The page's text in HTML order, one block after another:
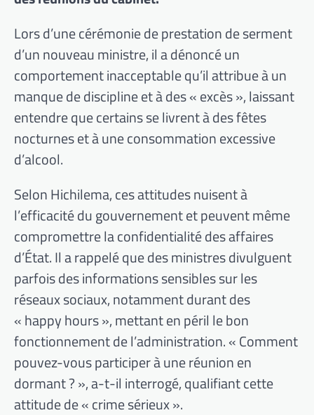
Lors d’une cérémonie de prestation de serment
d’un nouveau ministre, il a dénoncé un
comportement inacceptable qu’il attribue à un
manque de discipline et à des « excès », laissant
entendre que certains se livrent à des fêtes
nocturnes et à une consommation excessive
d’alcool.
Selon Hichilema, ces attitudes nuisent à
l’efficacité du gouvernement et peuvent même
compromettre la confidentialité des affaires
d’État. Il a rappelé que des ministres divulguent
parfois des informations sensibles sur les
réseaux sociaux, notamment durant des
« happy hours », mettant en péril le bon
fonctionnement de l’administration. « Comment
pouvez-vous participer à une réunion en
dormant ? », a-t-il interrogé, qualifiant cette
attitude de « crime sérieux ».